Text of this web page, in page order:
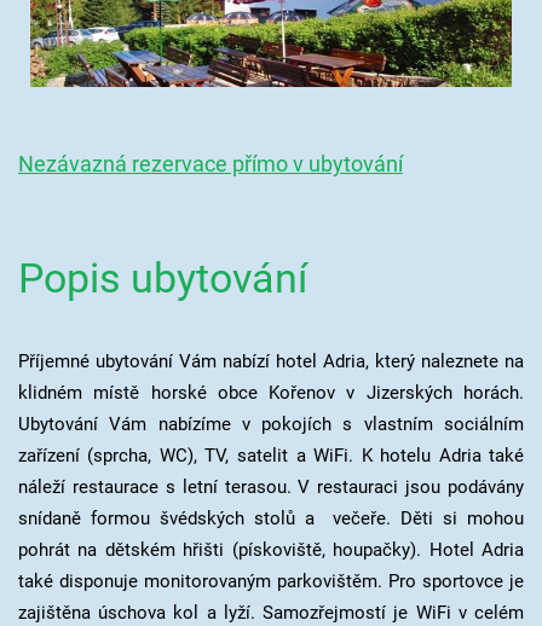
Nezávazná rezervace přímo v ubytování
Popis ubytování
Příjemné ubytování Vám nabízí hotel Adria, který naleznete na
klidném místě horské obce Kořenov v Jizerských horách.
Ubytování Vám nabízíme v pokojích s vlastním sociálním
zařízení (sprcha, WC), TV, satelit a WiFi. K hotelu Adria také
náleží restaurace s letní terasou. V restauraci jsou podávány
snídaně formou švédských stolů a večeře. Děti si mohou
pohrát na dětském hřišti (pískoviště, houpačky). Hotel Adria
také disponuje monitorovaným parkovištěm. Pro sportovce je
zajištěna úschova kol a lyží. Samozřejmostí je WiFi v celém